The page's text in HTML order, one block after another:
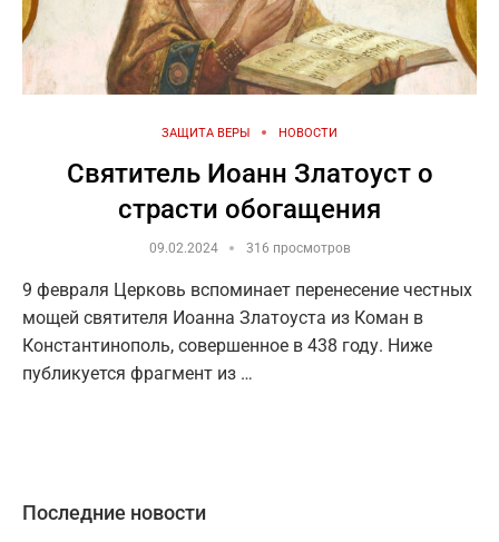
ЗАЩИТА ВЕРЫ НОВОСТИ
Святитель Иоанн Златоуст о
страсти обогащения
09.02.2024 316 просмотров
9 февраля Церковь вспоминает перенесение честных
мощей святителя Иоанна Златоуста из Коман в
Константинополь, совершенное в 438 году. Ниже
публикуется фрагмент из …
Последние новости